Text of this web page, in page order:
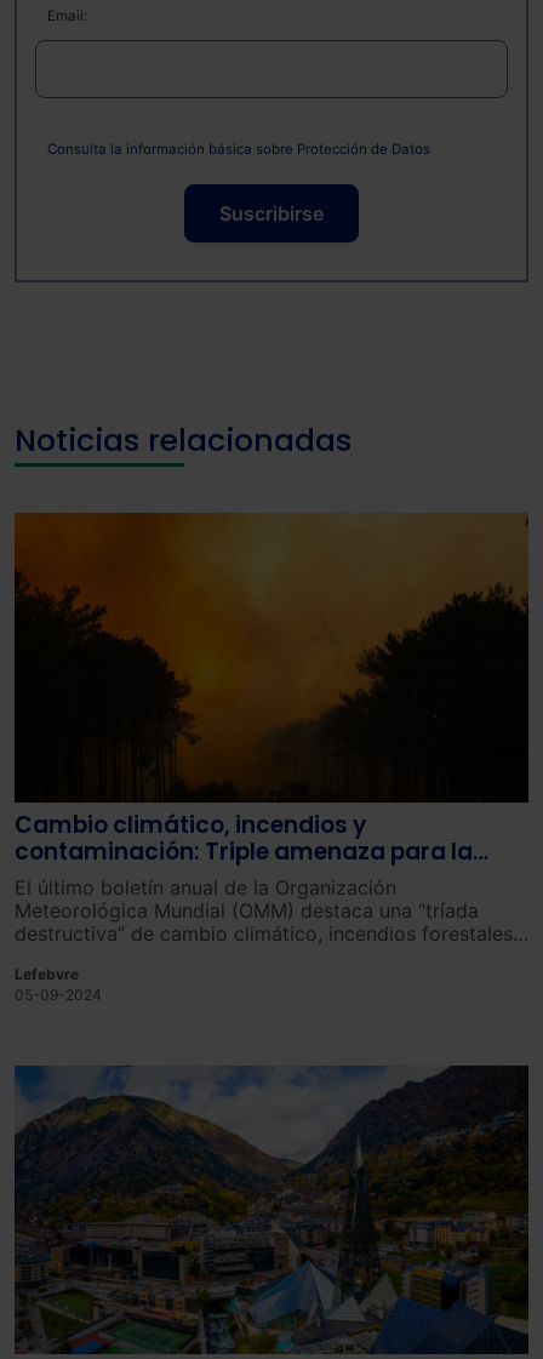
Email:
Consulta la información básica sobre Protección de Datos
Suscribirse
Noticias relacionadas
Cambio climático, incendios y
contaminación: Triple amenaza para la
salud y los ecosistemas
El último boletín anual de la Organización
Meteorológica Mundial (OMM) destaca una “tríada
destructiva” de cambio climático, incendios forestales
los impactos negativos en la salud humana, los
ecosistemas y la agricultura.
Lefebvre
05-09-2024